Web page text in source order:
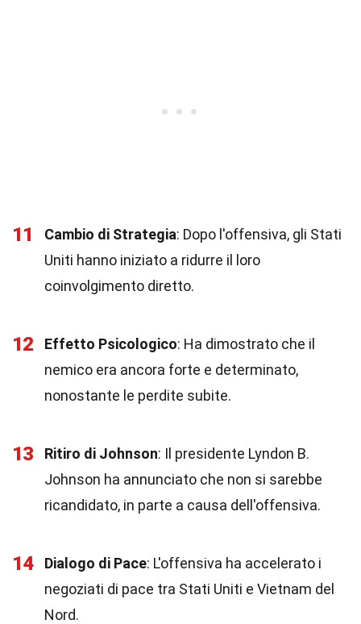
11 Cambio di Strategia: Dopo l'offensiva, gli Stati
Uniti hanno iniziato a ridurre il loro
coinvolgimento diretto.
12 Effetto Psicologico: Ha dimostrato che il
nemico era ancora forte e determinato,
nonostante le perdite subite.
13 Ritiro di Johnson: Il presidente Lyndon B.
Johnson ha annunciato che non si sarebbe
ricandidato, in parte a causa dell'offensiva.
14 Dialogo di Pace: L'offensiva ha accelerato i
negoziati di pace tra Stati Uniti e Vietnam del
Nord.